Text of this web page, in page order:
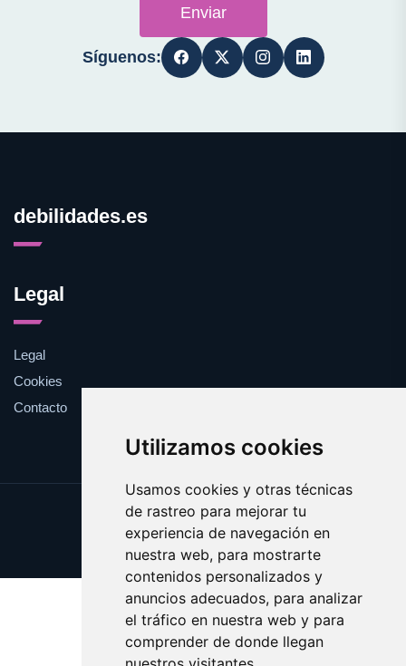
Utilizamos cookies
Usamos cookies y otras técnicas
de rastreo para mejorar tu
experiencia de navegación en
nuestra web, para mostrarte
contenidos personalizados y
anuncios adecuados, para analizar
el tráfico en nuestra web y para
comprender de donde llegan
Enviar
Síguenos:
debilidades.es
Legal
Legal
Cookies
Contacto
Update cookies preferences
Copyright © 2025 debilidades.es